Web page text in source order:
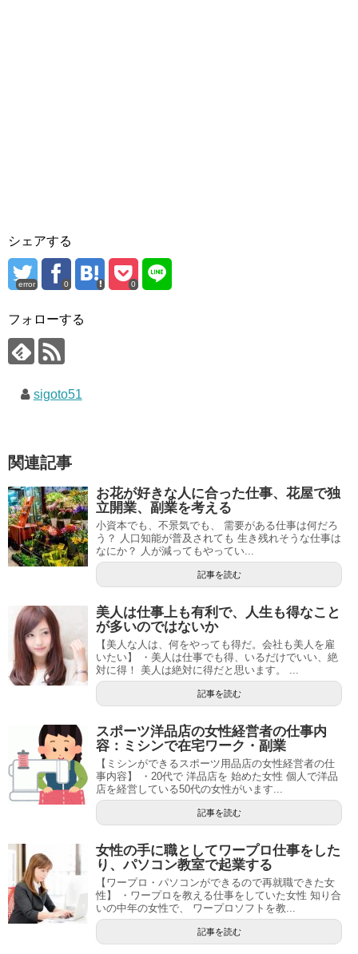
シェアする
error 0 0
フォローする
sigoto51
関連記事
お花が好きな人に合った仕事、花屋で独
立開業、副業を考える
小資本でも、不景気でも、 需要がある仕事は何だろ
う？ 人口知能が普及されても 生き残れそうな仕事は
なにか？ 人が減ってもやってい...
記事を読む
美人は仕事上も有利で、人生も得なこと
が多いのではないか
【美人な人は、何をやっても得だ。会社も美人を雇
いたい】 ・美人は仕事でも得、いるだけでいい、絶
対に得！ 美人は絶対に得だと思います。 ...
記事を読む
スポーツ洋品店の女性経営者の仕事内
容：ミシンで在宅ワーク・副業
【ミシンができるスポーツ用品店の女性経営者の仕
事内容】 ・20代で 洋品店を 始めた女性 個人で洋品
店を経営している50代の女性がいます...
記事を読む
女性の手に職としてワープロ仕事をした
り、パソコン教室で起業する
【ワープロ・パソコンができるので再就職できた女
性】 ・ワープロを教える仕事をしていた女性 知り合
いの中年の女性で、 ワープロソフトを教...
記事を読む